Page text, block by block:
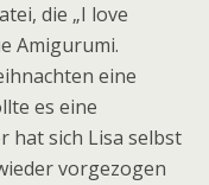
die „I love
Amigurumi.
eine
es eine
hat sich Lisa selbst
vorgezogen